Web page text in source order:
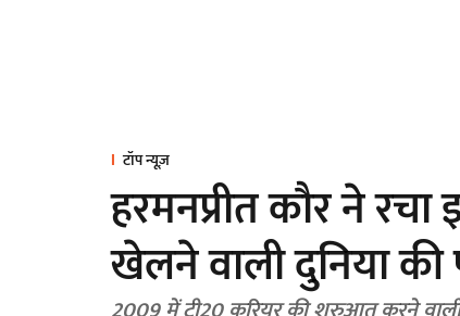
टॉप न्यूज़
हरमनप्रीत कौर ने
खेलने वाली दुनिया की